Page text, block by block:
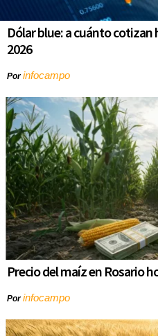
Dólar blue: a cuánto
2026
Porinfocampo
Precio del maíz en Rosario
Porinfocampo